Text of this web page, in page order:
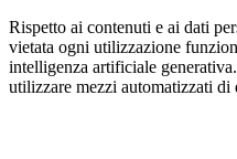
Rispetto ai contenuti e ai dati
vietata ogni utilizzazione
intelligenza artificiale
utilizzare mezzi automatizzati di